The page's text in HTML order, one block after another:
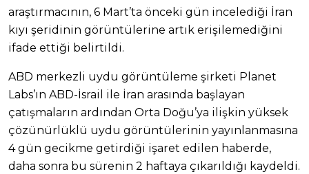
araştırmacının, 6 Mart’ta önceki gün incelediği İran
kıyı şeridinin görüntülerine artık erişilemediğini
ifade ettiği belirtildi.
ABD merkezli uydu görüntüleme şirketi Planet
Labs’ın ABD-İsrail ile İran arasında başlayan
çatışmaların ardından Orta Doğu’ya ilişkin yüksek
çözünürlüklü uydu görüntülerinin yayınlanmasına
4 gün gecikme getirdiği işaret edilen haberde,
daha sonra bu sürenin 2 haftaya çıkarıldığı kaydeldi.